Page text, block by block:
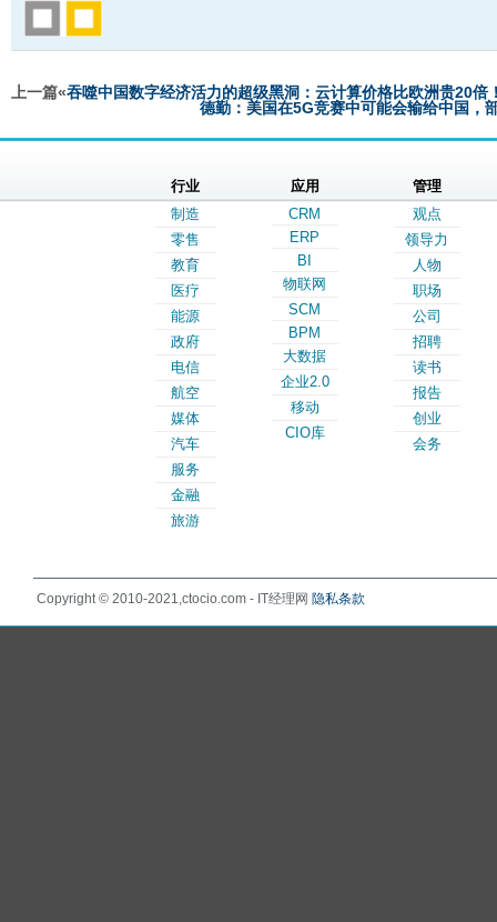
上一篇«吞噬中国数字经济活力的超级黑洞：云计算价格比欧洲贵20倍
德勤：美国在5G竞赛中可能会输给中国，
行业
制造
零售
教育
医疗
能源
政府
电信
航空
媒体
汽车
服务
金融
旅游
应用
CRM
ERP
BI
物联网
SCM
BPM
大数据
企业2.0
移动
CIO库
管理
观点
领导力
人物
职场
公司
招聘
读书
报告
创业
会务
Copyright © 2010-2021,ctocio.com - IT经理网 隐私条款